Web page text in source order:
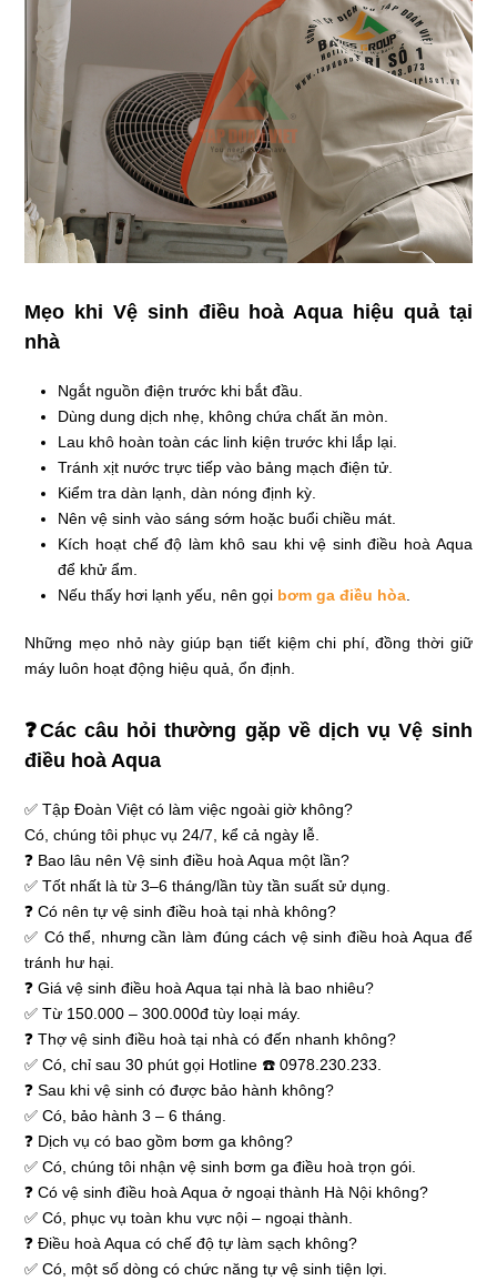
Mẹo khi Vệ sinh điều hoà Aqua hiệu quả tại
nhà
Ngắt nguồn điện trước khi bắt đầu.
Dùng dung dịch nhẹ, không chứa chất ăn mòn.
Lau khô hoàn toàn các linh kiện trước khi lắp lại.
Tránh xịt nước trực tiếp vào bảng mạch điện tử.
Kiểm tra dàn lạnh, dàn nóng định kỳ.
Nên vệ sinh vào sáng sớm hoặc buổi chiều mát.
Kích hoạt chế độ làm khô sau khi vệ sinh điều hoà Aqua
để khử ẩm.
Nếu thấy hơi lạnh yếu, nên gọi bơm ga điều hòa
Những mẹo nhỏ này giúp bạn tiết kiệm chi phí, đồng thời giữ
máy luôn hoạt động hiệu quả, ổn định.
❓Các câu hỏi thường gặp về dịch vụ Vệ sinh
điều hoà Aqua
✅ Tập Đoàn Việt có làm việc ngoài giờ không?
Có, chúng tôi phục vụ 24/7, kể cả ngày lễ.
❓ Bao lâu nên Vệ sinh điều hoà Aqua một lần?
✅ Tốt nhất là từ 3–6 tháng/lần tùy tần suất sử dụng.
❓ Có nên tự vệ sinh điều hoà tại nhà không?
✅ Có thể, nhưng cần làm đúng cách vệ sinh điều hoà Aqua để
tránh hư hại.
❓ Giá vệ sinh điều hoà Aqua tại nhà là bao nhiêu?
✅ Từ 150.000 – 300.000đ tùy loại máy.
❓ Thợ vệ sinh điều hoà tại nhà có đến nhanh không?
✅ Có, chỉ sau 30 phút gọi Hotline ☎️ 0978.230.233.
❓ Sau khi vệ sinh có được bảo hành không?
✅ Có, bảo hành 3 – 6 tháng.
❓ Dịch vụ có bao gồm bơm ga không?
✅ Có, chúng tôi nhận vệ sinh bơm ga điều hoà trọn gói.
❓ Có vệ sinh điều hoà Aqua ở ngoại thành Hà Nội không?
✅ Có, phục vụ toàn khu vực nội – ngoại thành.
❓ Điều hoà Aqua có chế độ tự làm sạch không?
✅ Có, một số dòng có chức năng tự vệ sinh tiện lợi.